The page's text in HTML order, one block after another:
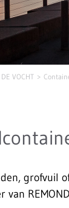
VOCHT
grofvuil
van